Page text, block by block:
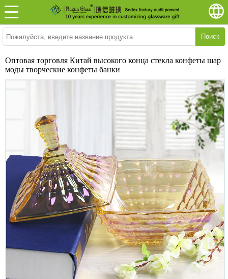
Поиск
Оптовая торговля Китай высокого конца стекла конфеты шар
моды творческие конфеты банки